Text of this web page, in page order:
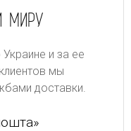
МИРУ
и за ее
мы
доставки.